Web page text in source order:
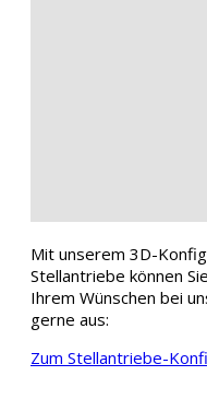
Mit unserem 3D-
Stellantriebe können
Ihrem Wünschen bei
gerne aus:
Zum Stellantriebe-